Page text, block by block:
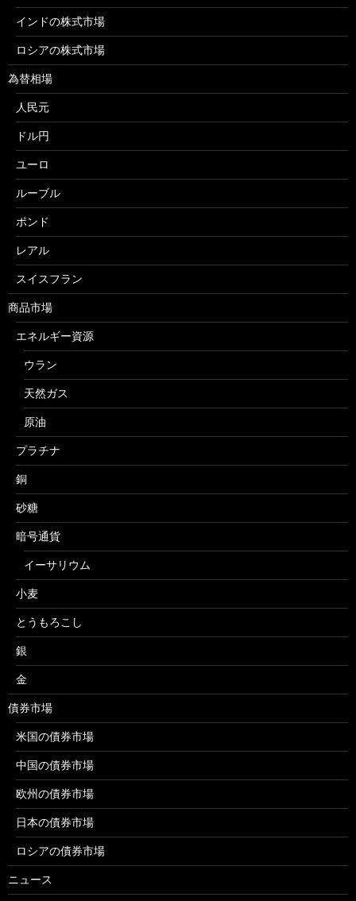
インドの株式市場
ロシアの株式市場
為替相場
人民元
ドル円
ユーロ
ルーブル
ポンド
レアル
スイスフラン
商品市場
エネルギー資源
ウラン
天然ガス
原油
プラチナ
銅
砂糖
暗号通貨
イーサリウム
小麦
とうもろこし
銀
金
債券市場
米国の債券市場
中国の債券市場
欧州の債券市場
日本の債券市場
ロシアの債券市場
ニュース